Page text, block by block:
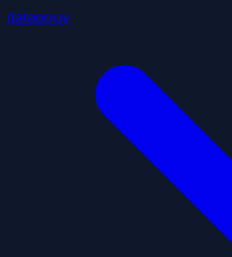
datagouv